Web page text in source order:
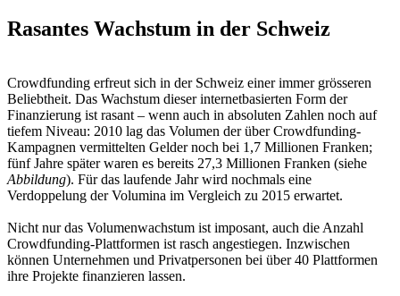
Rasantes Wachstum in der Schweiz
Crowdfunding erfreut sich in der Schweiz einer immer grösseren
Beliebtheit. Das Wachstum dieser internetbasierten Form der
Finanzierung ist rasant – wenn auch in absoluten Zahlen noch auf
tiefem Niveau: 2010 lag das Volumen der über Crowdfunding-
Kampagnen vermittelten Gelder noch bei 1,7 Millionen Franken;
fünf Jahre später waren es bereits 27,3 Millionen Franken (siehe
Abbildung). Für das laufende Jahr wird nochmals eine
Verdoppelung der Volumina im Vergleich zu 2015 erwartet.
Nicht nur das Volumenwachstum ist imposant, auch die Anzahl
Crowdfunding-Plattformen ist rasch angestiegen. Inzwischen
können Unternehmen und Privatpersonen bei über 40 Plattformen
ihre Projekte finanzieren lassen.